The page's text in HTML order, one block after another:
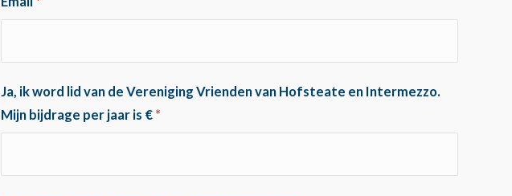
Ja, ik word lid van de Vereniging Vrienden van Hofsteate en Intermezzo.
Mijn bijdrage per jaar is € *